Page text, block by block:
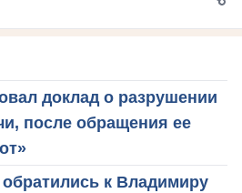
доклад о разрушении
после обращения ее
к Владимиру